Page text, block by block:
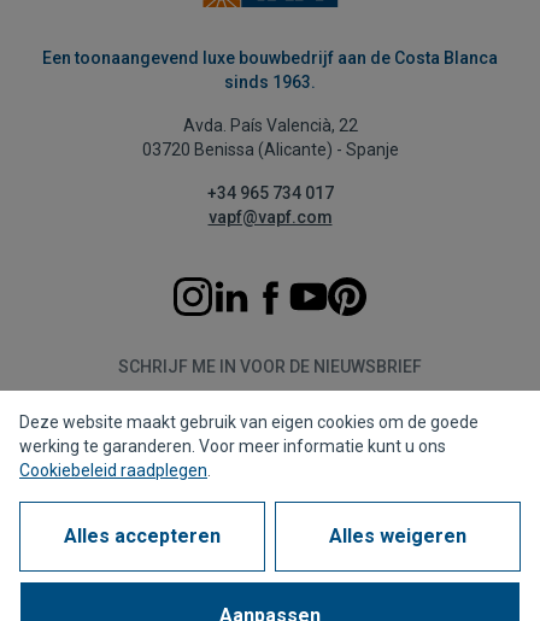
Een toonaangevend luxe bouwbedrijf aan de Costa Blanca
sinds 1963.
Avda. País Valencià, 22
03720 Benissa (Alicante) - Spanje
+34 965 734 017
vapf@vapf.com
SCHRIJF ME IN VOOR DE NIEUWSBRIEF
Aanmelden
PrivacybeleidCookiebeleid
Juridische kennisgeving
MeldkanaalCorporate compliance
Deze website maakt gebruik van eigen cookies om de goede
werking te garanderen. Voor meer informatie kunt u ons
Cookiebeleid raadplegen
Alles accepteren Alles weigeren
Aanpassen